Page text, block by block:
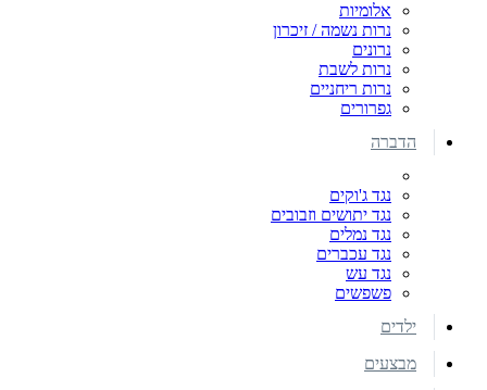
אלומיות
נרות נשמה / זיכרון
נרונים
נרות לשבת
נרות ריחניים
גפרורים
הדברה
נגד ג'וקים
נגד יתושים וזבובים
נגד נמלים
נגד עכברים
נגד עש
פשפשים
ילדים
מבצעים